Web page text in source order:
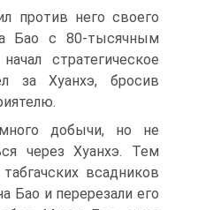
против него своего
Бао с 80-тысячным
стратеги­ческое
за Хуанхэ, бросив
добычи, но не
через Хуанхэ. Тем
всадников
Бао и перерезали его